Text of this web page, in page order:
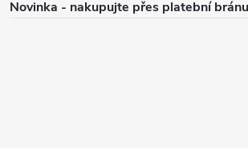
Novinka - nakupujte přes platební